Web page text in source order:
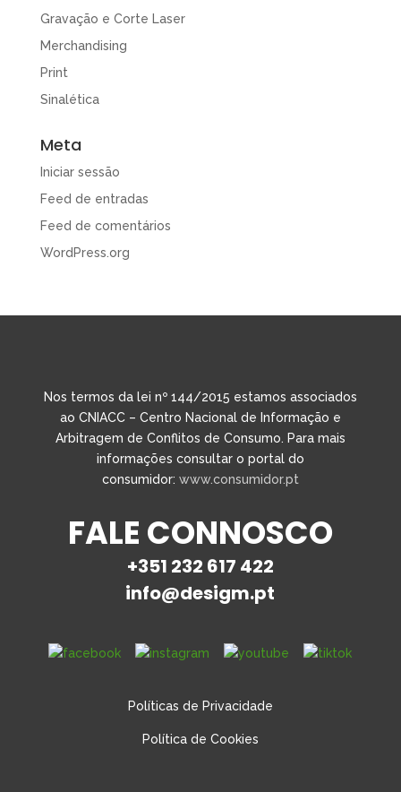
Gravação e Corte Laser
Merchandising
Print
Sinalética
Meta
Iniciar sessão
Feed de entradas
Feed de comentários
WordPress.org
Nos termos da lei nº 144/2015 estamos associados
ao CNIACC – Centro Nacional de Informação e
Arbitragem de Conflitos de Consumo. Para mais
informações consultar o portal do
consumidor: www.consumidor.pt
FALE CONNOSCO
+351 232 617 422
info@desigm.pt
Políticas de Privacidade
Política de Cookies